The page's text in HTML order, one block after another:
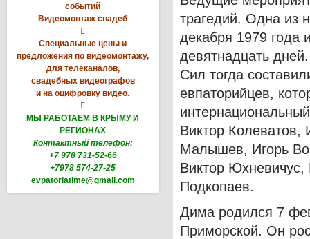
событий
Видеомонтаж свадеб

Специальные цены и
предложения по видеомонтажу,
для телеканалов,
свадебных видеографов
и на оцифровку видео.

МЫ РАБОТАЕМ В КРЫМУ И
РЕГИОНАХ
Контактный телефон:
+7 978 731-52-66
+7978 574-27-25
evpatoriatime@gmail.com
трагедий. Одна из
декабря 1979 года
девятнадцать
Сил тогда
евпаторийцев,
Виктор Колеватов,
Малышев, Игорь
Виктор
Подкопаев.
Дима родился 7
Приморской. Он